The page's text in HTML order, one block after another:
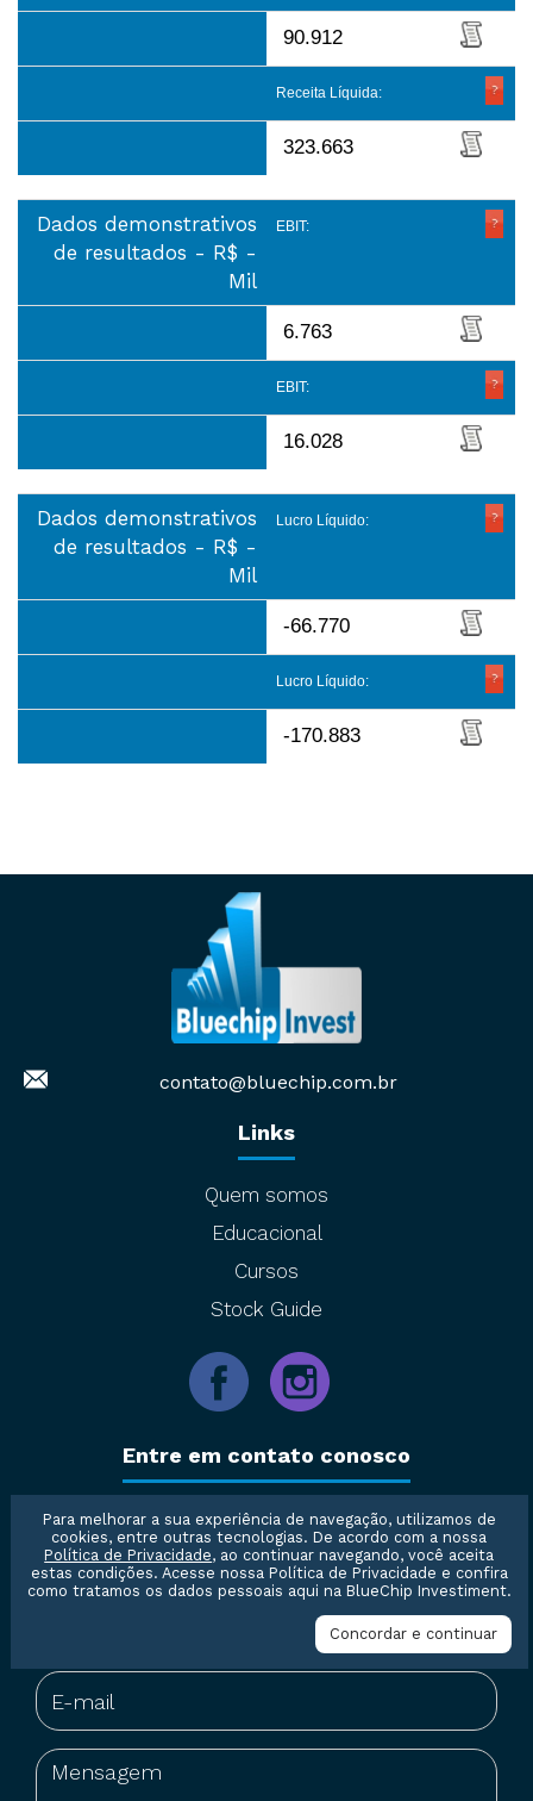
90.912
Receita Líquida:
323.663
Dados demonstrativos
de resultados - R$ -
Mil
EBIT:
6.763
EBIT:
16.028
Dados demonstrativos
de resultados - R$ -
Mil
Lucro Líquido:
-66.770
Lucro Líquido:
-170.883
contato@bluechip.com.br
Links
Quem somos
Educacional
Cursos
Stock Guide
Entre em contato conosco
Para melhorar a sua experiência de navegação, utilizamos de
cookies, entre outras tecnologias. De acordo com a nossa
Política de Privacidade, ao continuar navegando, você aceita
estas condições. Acesse nossa Política de Privacidade e confira
como tratamos os dados pessoais aqui na BlueChip Investiment.
Concordar e continuar